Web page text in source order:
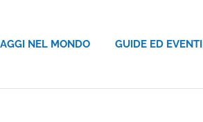
NEL MONDO GUIDE ED EVENTI